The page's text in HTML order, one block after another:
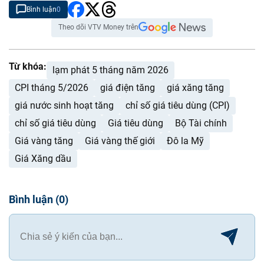
Bình luận0
Theo dõi VTV Money trên
Từ khóa:
lạm phát 5 tháng năm 2026
CPI tháng 5/2026
giá điện tăng
giá xăng tăng
giá nước sinh hoạt tăng
chỉ số giá tiêu dùng (CPI)
chỉ số giá tiêu dùng
Giá tiêu dùng
Bộ Tài chính
Giá vàng tăng
Giá vàng thế giới
Đô la Mỹ
Giá Xăng dầu
Bình luận (0)